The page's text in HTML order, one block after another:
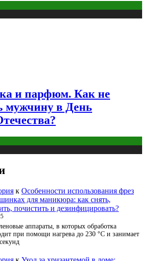
и парфюм. Как не
мужчину в День
к Особенности использования фрез
для маникюра: как снять,
почистить и дезинфицировать?
аппараты, в которых обработка
при помощи нагрева до 230 °С и занимает